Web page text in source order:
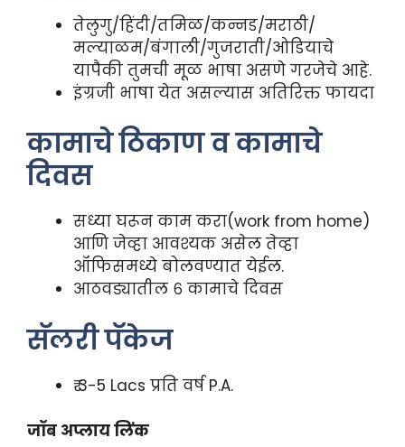
तेलुगु/हिंदी/तमिळ/कन्नड/मराठी/
मल्याळम/बंगाली/गुजराती/ओडियाचे
यापैकी तुमची मूळ भाषा असणे गरजेचे आहे.
इंग्रजी भाषा येत असल्यास अतिरिक्त फायदा
कामाचे ठिकाण व कामाचे
दिवस
सध्या घरून काम करा(work from home)
आणि जेव्हा आवश्यक असेल तेव्हा
ऑफिसमध्ये बोलवण्यात येईल.
आठवड्यातील ६ कामाचे दिवस
सॅलरी पॅकेज
₹ 3-5 Lacs प्रति वर्ष P.A.
जॉब अप्लाय लिंक